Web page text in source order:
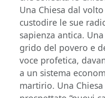
Una Chiesa dal
custodire le sue
sapienza antica.
grido del povero e
voce profetica,
a un sistema
martirio. Una